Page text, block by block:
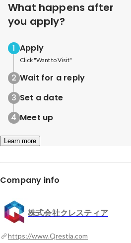
What happens after
you apply?
Apply
Click "Want to Visit"
Wait for a reply
Set a date
Meet up
Learn more
Company info
株式会社クレスティア
https://www.Qrestia.com